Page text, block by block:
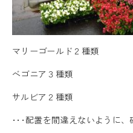
マリーゴールド２種類
ベゴニア３種類
サルビア２種類
･･･配置を間違えないように